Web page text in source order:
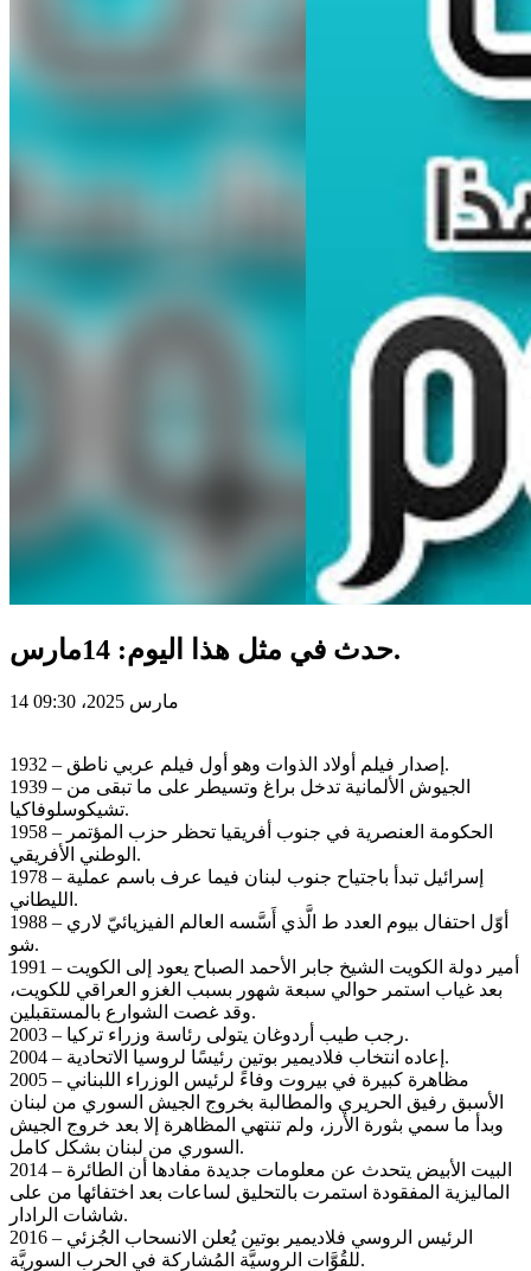
حدث في مثل هذا اليوم: 14مارس.
14 مارس 2025، 09:30
1932 – إصدار فيلم أولاد الذوات وهو أول فيلم عربي ناطق.
1939 – الجيوش الألمانية تدخل براغ وتسيطر على ما تبقى من
تشيكوسلوفاكيا.
1958 – الحكومة العنصرية في جنوب أفريقيا تحظر حزب المؤتمر
الوطني الأفريقي.
1978 – إسرائيل تبدأ باجتياح جنوب لبنان فيما عرف باسم عملية
الليطاني.
1988 – أوّل احتفال بيوم العدد ط الَّذي أَسَّسه العالم الفيزيائيّ لاري
شو.
1991 – أمير دولة الكويت الشيخ جابر الأحمد الصباح يعود إلى الكويت
بعد غياب استمر حوالي سبعة شهور بسبب الغزو العراقي للكويت،
وقد غصت الشوارع بالمستقبلين.
2003 – رجب طيب أردوغان يتولى رئاسة وزراء تركيا.
2004 – إعاده انتخاب فلاديمير بوتين رئيسًا لروسيا الاتحادية.
2005 – مظاهرة كبيرة في بيروت وفاءً لرئيس الوزراء اللبناني
الأسبق رفيق الحريري والمطالبة بخروج الجيش السوري من لبنان
وبدأ ما سمي بثورة الأرز، ولم تنتهي المظاهرة إلا بعد خروج الجيش
السوري من لبنان بشكل كامل.
2014 – البيت الأبيض يتحدث عن معلومات جديدة مفادها أن الطائرة
الماليزية المفقودة استمرت بالتحليق لساعات بعد اختفائها من على
شاشات الرادار.
2016 – الرئيس الروسي فلاديمير بوتين يُعلن الانسحاب الجُزئي
للقُوَّات الروسيَّة المُشاركة في الحرب السوريَّة.